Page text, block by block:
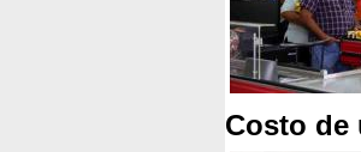
Costo de